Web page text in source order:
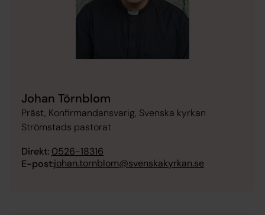
Johan Törnblom
Präst, Konfirmandansvarig, Svenska kyrkan
Strömstads pastorat
Direkt: 0526-18316
E-post:johan.tornblom@svenskakyrkan.se